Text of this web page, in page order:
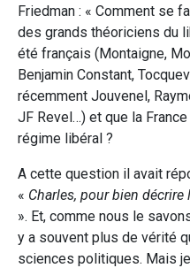
Friedman : « Comment se
des grands théoriciens du
été français (Montaigne,
Benjamin Constant,
récemment Jouvenel,
JF Revel…) et que la France
régime libéral ?
A cette question il avait
« Charles, pour bien
». Et, comme nous le
y a souvent plus de vérité
sciences politiques. Mais